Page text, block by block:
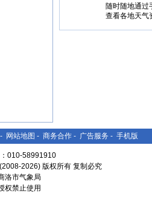
随时随地通过
查看各地天气
- 网站地图 - 商务合作 - 广告服务 - 手机版
010-58991910
2026) 版权所有 复制必究
洛市气象局
权禁止使用